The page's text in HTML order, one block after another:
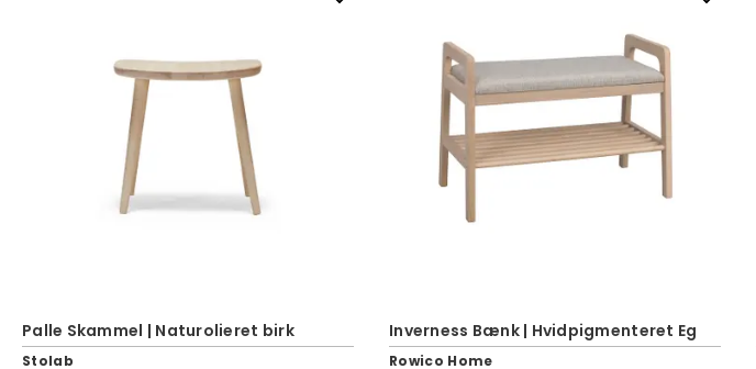
Palle Skammel | Naturolieret birk
Stolab
Inverness Bænk | Hvidpigmenteret Eg
Rowico Home